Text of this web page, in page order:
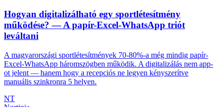
Hogyan digitalizálható egy sportlétesítmény
működése? — A papír-Excel-WhatsApp triót
leváltani
A magyarországi sportlétesítmények 70-80%-a még mindig papír-
Excel-WhatsApp háromszögben működik. A digitalizálás nem app-
ot jelent — hanem hogy a recepciós ne legyen kényszerítve
manuális szinkronra 5 helyen.
NT